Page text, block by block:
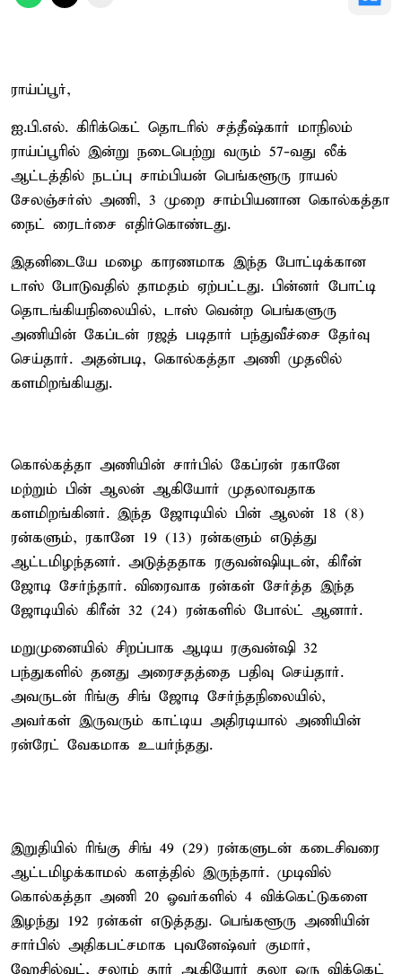
ராய்ப்பூர்,
ஐ.பி.எல். கிரிக்கெட் தொடரில் சத்தீஷ்கார் மாநிலம்
ராய்ப்பூரில் இன்று நடைபெற்று வரும் 57-வது லீக்
ஆட்டத்தில் நடப்பு சாம்பியன் பெங்களூரு ராயல்
சேலஞ்சர்ஸ் அணி, 3 முறை சாம்பியனான கொல்கத்தா
நைட் ரைடர்சை எதிர்கொண்டது.
இதனிடையே மழை காரணமாக இந்த போட்டிக்கான
டாஸ் போடுவதில் தாமதம் ஏற்பட்டது. பின்னர் போட்டி
தொடங்கியநிலையில், டாஸ் வென்ற பெங்களுரு
அணியின் கேப்டன் ரஜத் படிதார் பந்துவீச்சை தேர்வு
செய்தார். அதன்படி, கொல்கத்தா அணி முதலில்
களமிறங்கியது.
கொல்கத்தா அணியின் சார்பில் கேப்ரன் ரகானே
மற்றும் பின் ஆலன் ஆகியோர் முதலாவதாக
களமிறங்கினர். இந்த ஜோடியில் பின் ஆலன் 18 (8)
ரன்களும், ரகானே 19 (13) ரன்களும் எடுத்து
ஆட்டமிழந்தனர். அடுத்ததாக ரகுவன்ஷியுடன், கிரீன்
ஜோடி சேர்ந்தார். விரைவாக ரன்கள் சேர்த்த இந்த
ஜோடியில் கிரீன் 32 (24) ரன்களில் போல்ட் ஆனார்.
மறுமுனையில் சிறப்பாக ஆடிய ரகுவன்ஷி 32
பந்துகளில் தனது அரைசதத்தை பதிவு செய்தார்.
அவருடன் ரிங்கு சிங் ஜோடி சேர்ந்தநிலையில்,
அவர்கள் இருவரும் காட்டிய அதிரடியால் அணியின்
ரன்ரேட் வேகமாக உயர்ந்தது.
இறுதியில் ரிங்கு சிங் 49 (29) ரன்களுடன் கடைசிவரை
ஆட்டமிழக்காமல் களத்தில் இருந்தார். முடிவில்
கொல்கத்தா அணி 20 ஓவர்களில் 4 விக்கெட்டுகளை
இழந்து 192 ரன்கள் எடுத்தது. பெங்களூரு அணியின்
சார்பில் அதிகபட்சமாக புவனேஷ்வர் குமார்,
ஹேசில்வுட், சலாம் தார் ஆகியோர் தலா ஒரு விக்கெட்